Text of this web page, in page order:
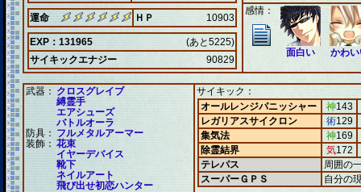
運命 ＨＰ 10903
EXP：131965
(あと5225)
サイキックエナジー
90829
感情：
面白い かわ
武器： クロスグレイブ
縛霊手
エアシューズ
バトルオーラ
防具： フルメタルアーマー
装飾：花束
イヤーデバイス
靴下
ネイルアート
飛び出せ初恋ハンター
サイキック：
オールレンジパニッシャー
神143
レガリアスサイクロン
術129
集気法
神169
除霊結界
気172
テレパス
周囲の
スーパーＧＰＳ
自分の